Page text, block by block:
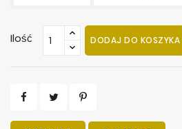
Ilość DODAJ DO KOSZYKA